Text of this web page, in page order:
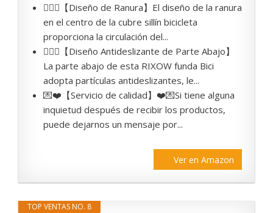
🚴🏻‍♀️【Diseño de Ranura】El diseño de la ranura
en el centro de la cubre sillín bicicleta
proporciona la circulación del...
🚴🏻‍♀️【Diseño Antideslizante de Parte Abajo】
La parte abajo de esta RIXOW funda Bici
adopta partículas antideslizantes, le...
💌❤️【Servicio de calidad】❤️💌Si tiene alguna
inquietud después de recibir los productos,
puede dejarnos un mensaje por...
Ver en Amazon
TOP VENTAS NO. 8